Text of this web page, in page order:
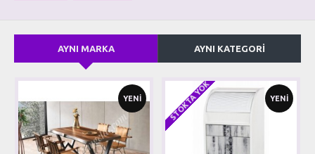
AYNI MARKA AYNI KATEGORI
YENI YENI
STOKTA YOK